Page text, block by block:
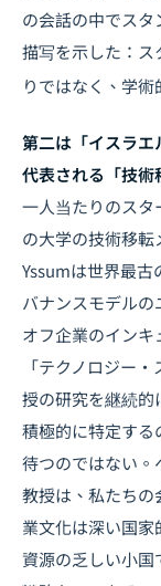
の会話の中でス
描写を示した：ス
りではなく、学
第二は「イスラ
代表される「技術
一人当たりのスタ
の大学の技術移転
Yssumは世界最
バナンスモデル
オフ企業のイン
「テクノロジー
授の研究を継続的
積極的に特定する
待つのではない。
教授は、私たち
業文化は深い国
資源の乏しい小